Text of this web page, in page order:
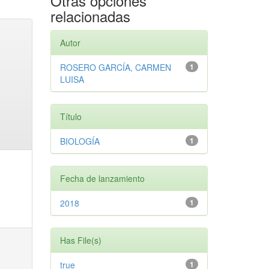
relacionadas
Autor
1
ROSERO GARCÍA, CARMEN
LUISA
Título
1
BIOLOGÍA
Fecha de lanzamiento
1
2018
Has File(s)
1
true